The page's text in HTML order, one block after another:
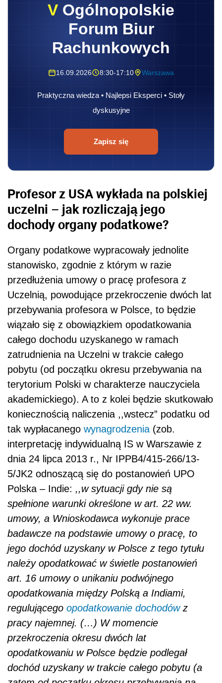
V Ogólnopolskie
Forum Biur
Rachunkowych
16.09.2026 8:30-17:10 Warszawa
Praktyczna wiedza • Najlepsi Eksperci • Stoły
dyskusyjne
Zapisz się
Profesor z USA wykłada na polskiej
uczelni – jak rozliczają jego
dochody organy podatkowe?
Organy podatkowe wypracowały jednolite
stanowisko, zgodnie z którym w razie
przedłużenia umowy o pracę profesora z
Uczelnią, powodujące przekroczenie dwóch lat
przebywania profesora w Polsce, to będzie
wiązało się z obowiązkiem opodatkowania
całego dochodu uzyskanego w ramach
zatrudnienia na Uczelni w trakcie całego
pobytu (od początku okresu przebywania na
terytorium Polski w charakterze nauczyciela
akademickiego). A to z kolei będzie skutkowało
koniecznością naliczenia ,,wstecz” podatku od
tak wypłacanego wynagrodzenia(zob.
interpretację indywidualną IS w Warszawie z
dnia 24 lipca 2013 r., Nr IPPB4/415-266/13-
5/JK2 odnoszącą się do postanowień UPO
Polska – Indie: ,,w sytuacji gdy nie są
spełnione warunki określone w art. 22 ww.
umowy, a Wnioskodawca wykonuje prace
badawcze na podstawie umowy o pracę, to
jego dochód uzyskany w Polsce z tego tytułu
należy opodatkować w świetle postanowień
art. 16 umowy o unikaniu podwójnego
opodatkowania między Polską a Indiami,
regulującego opodatkowanie dochodówz
pracy najemnej. (…) W momencie
przekroczenia okresu dwóch lat
opodatkowaniu w Polsce będzie podlegał
dochód uzyskany w trakcie całego pobytu (a